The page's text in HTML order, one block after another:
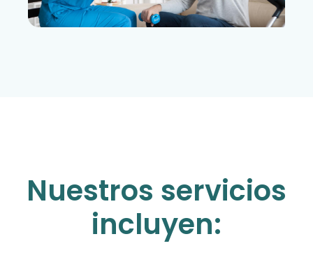
Nuestros servicios
incluyen: